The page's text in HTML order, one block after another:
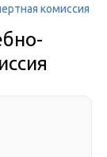
комиссия